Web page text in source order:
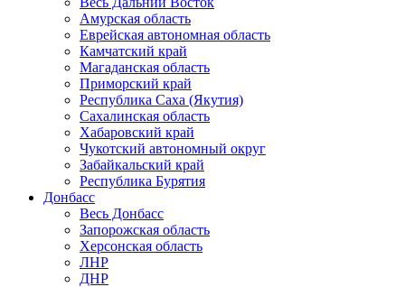
Амурская область
Еврейская автономная область
Камчатский край
Магаданская область
Приморский край
Республика Саха (Якутия)
Сахалинская область
Хабаровский край
Чукотский автономный округ
Забайкальский край
Республика Бурятия
Донбасс
Весь Донбасс
Запорожская область
Херсонская область
ЛНР
ДНР